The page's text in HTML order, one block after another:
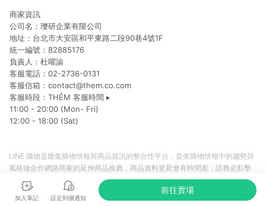
商家資訊
公司名：瓅研企業有限公司
地址：台北市大安區和平東路二段90巷4號1F
統一編號：82885176
負責人：杜曜諭
客服電話：02-2736-0131
客服信箱：contact@them.co.com
客服時段：THÉM 客服時間 ▸
11:00 - 20:00 (Mon- Fri)
12:00 - 18:00 (Sat)
加入筆記 設定到價通知
前往賣場
LINE 購物是匯集購物情報與商品資訊的整合性平台，並依購物情報中的趨勢與
風格做合作網路商家的延伸商品推薦，商品資料更新會有時間差，請務必點擊
商品至各合作網路商家，確認現售價與購物條件，一切資訊以合作廠商網頁為
準。